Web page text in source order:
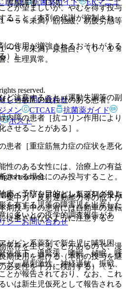
とが望ましいが、やむを得ず投与
ること（本剤の代謝が抑制され
の作用が増強されるおそれがある
）］。
ど注意すること（運動失調等の副
性のある女性には、治療上の有益
される場合にのみ投与すること。
のベンゾジアゼピン系薬剤の投与
を有する児等の障害児を出産した
に多いとの疫学的調査報告があ
ゼピン系薬剤で新生児に哺乳困
張低下、過緊張、嗜眠、傾眠、呼
ゼ、易刺激性、神経過敏、振戦、
とが報告されており、なお、これ
いは新生児仮死として報告される
胃腸障害、口渇。
〜５％未満）筋弛緩、易疲労感等
〜５％未満）尿蛋白、（０．１％
、生理異常。
過敏症の既往歴のある患者。
障の患者［抗コリン作用により
させることがある］。
患者［重症筋無力症の症状を悪化
集中力・反射運動能力等の低下が
剤投与中の患者には自動車の運転
従事させないように注意するこ
依存を生じることがあるので、漫
期使用を避ける（本剤の投与を継
必要性を十分に検討する）〔１
reserved.
シーお問い合わせ
メン CTCAE
抗菌薬ガイド
ポスト
reserved.
療・予防を目的としたプログラム
シーお問い合わせ